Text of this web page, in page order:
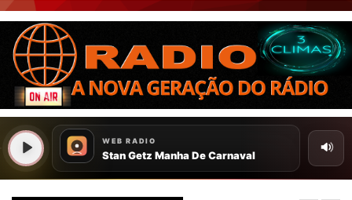
CEARÁ BRASIL NOTÍCIAS
CEARÁ BRASIL MUNDO 1
BRASIL DE FATO
NOTÍCIAS GERAIS
CONECTE-SE
REGISTO